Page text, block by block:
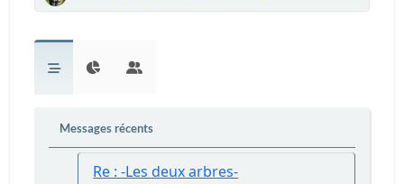
Messages récents
Re : -Les deux arbres-